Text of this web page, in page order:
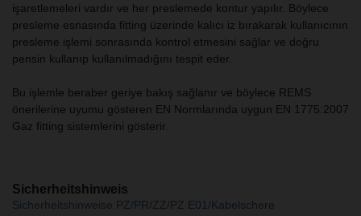
işaretlemeleri vardır ve her preslemede kontur yapılır. Böylece
presleme esnasında fitting üzerinde kalıcı iz bırakarak kullanıcının
presleme işlemi sonrasında kontrol etmesini sağlar ve doğru
pensin kullanıp kullanılmadığını tespit eder.
Bu işlemle beraber geriye bakış sağlanır ve böylece REMS
önerilerine uyumu gösteren EN Normlarında uygun EN 1775:2007
Gaz fitting sistemlerini gösterir.
Sicherheitshinweis
Sicherheitshinweise PZ/PR/ZZ/PZ E01/Kabelschere